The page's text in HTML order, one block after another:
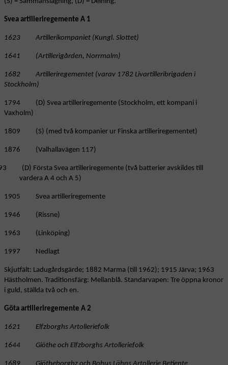
Svea artilleriregemente A 1
1623 Artillerikompaniet (Kungl. Slottet)
1641 (Artillerigården, Norrmalm)
1682 Artilleriregementet (varav 1782 Livartilleribrigaden i
Stockholm)
1794 (D) Svea artilleriregemente (Stockholm, ett kompani i
Vaxholm)
1809 (S) (med två kompanier ur Finska artilleriregementet)
1876 (Valhallavägen 117)
(D) Första Svea artilleriregemente (två batterier avskildes till
vardera A 4 och A 5)
1905 Svea artilleriregemente
1946 (Rissne)
1963 (Linköping)
1997 Nedlagt
Skjutfält: Ladugårdsgärde; 1882 Marma (till 1962); 1915 Järva; 1963
Hästholmen. Traditionsfärg: Mellanblå. Standarvapen: Tre öppna kronor
i guld, ställda två och en.
Göta artilleriregemente A 2
1621 Elfzborghs Artolleriefolk
1644 Giöthe och Elfzborghs Artolleriefolk